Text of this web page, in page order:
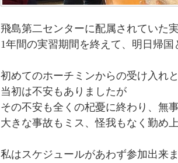
飛島第二センターに配属されていた
1年間の実習期間を終えて、明日帰国
初めてのホーチミンからの受け入れ
当初は不安もありましたが
その不安も全くの杞憂に終わり、無
大きな事故もミス、怪我もなく勤め
私はスケジュールがあわず参加出来